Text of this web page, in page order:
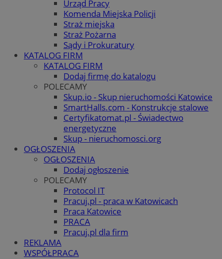
Urząd Pracy
Komenda Miejska Policji
Straż miejska
Straż Pożarna
Sądy i Prokuratury
KATALOG FIRM
KATALOG FIRM
Dodaj firmę do katalogu
POLECAMY
Skup.io - Skup nieruchomości Katowice
SmartHalls.com - Konstrukcje stalowe
Certyfikatomat.pl - Świadectwo
energetyczne
Skup - nieruchomosci.org
OGŁOSZENIA
OGŁOSZENIA
Dodaj ogłoszenie
POLECAMY
Protocol IT
Pracuj.pl - praca w Katowicach
Praca Katowice
PRACA
Pracuj.pl dla firm
REKLAMA
WSPÓŁPRACA